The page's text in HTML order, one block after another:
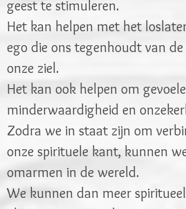
geest te stimuleren.
Het kan helpen met het
ego die ons tegenhoudt van
onze ziel.
Het kan ook helpen om
minderwaardigheid en
Zodra we in staat zijn om
onze spirituele kant, kunnen
omarmen in de wereld.
We kunnen dan meer